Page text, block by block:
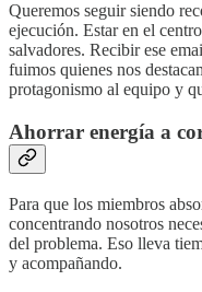
Queremos seguir siendo
ejecución. Estar en el
salvadores. Recibir ese
fuimos quienes nos
protagonismo al equipo y
Ahorrar energía a
Para que los miembros
concentrando nosotros
del problema. Eso lleva
y acompañando.